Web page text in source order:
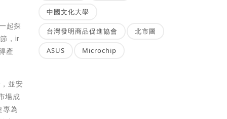
起探
，ir
產
並安
場成
專為
中國文化大學
台灣發明商品促進協會 北市圖
ASUS Microchip